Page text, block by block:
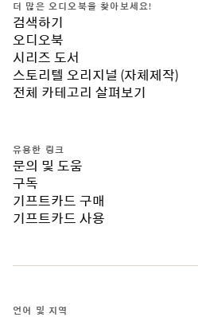
더 많은 오디오북을 찾아보세요!
검색하기
오디오북
시리즈 도서
스토리텔 오리지널 (자체제작)
전체 카테고리 살펴보기
유용한 링크
문의 및 도움
구독
기프트카드 구매
기프트카드 사용
언어 및 지역